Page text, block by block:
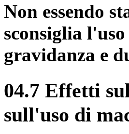
Non essendo
sconsiglia
gravidanza e
04.7 Effetti
sull'uso di